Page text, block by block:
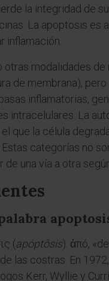
la integridad de
La apoptosis
inflamación.
otras modalidades
de membrana),
inflamatorias,
intracelulares. La
que la célula
categorías no
una vía a otra
(apóptōsis): ἀπό,
las costras. En
Kerr, Wyllie y